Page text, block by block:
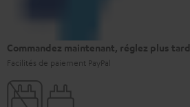
Commandez maintenant, réglez plus tard
Facilités de paiement PayPal